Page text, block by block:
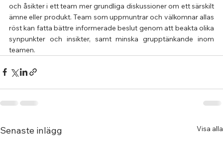
och åsikter i ett team mer grundliga diskussioner om ett särskilt
ämne eller produkt. Team som uppmuntrar och välkomnar allas
röst kan fatta bättre informerade beslut genom att beakta olika
synpunkter och insikter, samt minska grupptänkande inom
teamen.
Senaste inlägg Visa alla